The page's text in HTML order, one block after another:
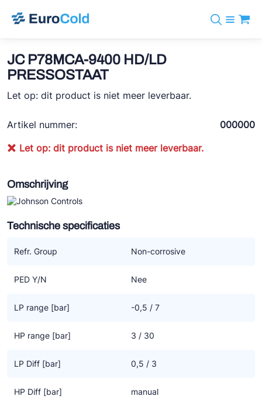
info@eurocold.nl
Merken
BOCK
Castel
VACON
REFFLEX®
Johnson Controls
Doucette Industries
TEKLAB
Koudemiddelen
Diensten
Nieuws
JC P78MCA-9400 HD/LD
PRESSOSTAAT
Let op: dit product is niet meer leverbaar.
Artikel nummer:
000000
Let op: dit product is niet meer leverbaar.
Omschrijving
Technische specificaties
Refr. Group Non-corrosive
PED Y/N Nee
LP range [bar] -0,5 / 7
HP range [bar] 3 / 30
LP Diff [bar] 0,5 / 3
HP Diff [bar] manual